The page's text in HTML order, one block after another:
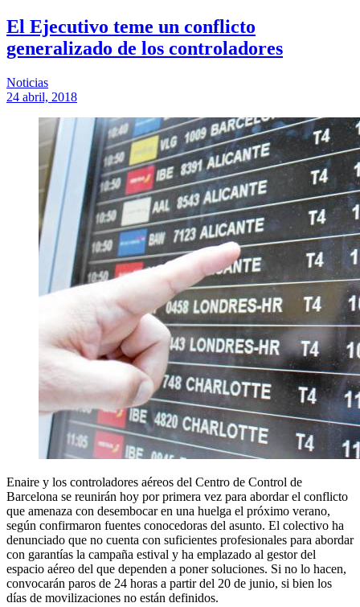
El Ejecutivo teme un conflicto
generalizado de los controladores
Noticias
24 abril, 2018
Enaire y los controladores aéreos del Centro de Control de
Barcelona se reunirán hoy por primera vez para abordar el conflicto
que amenaza con desembocar en una huelga el próximo verano,
según confirmaron fuentes conocedoras del asunto. El colectivo ha
denunciado que no cuenta con suficientes profesionales para abordar
con garantías la campaña estival y ha emplazado al gestor del
espacio aéreo del que dependen a poner soluciones. Si no lo hacen,
convocarán paros de 24 horas a partir del 20 de junio, si bien los
días de movilizaciones no están definidos.